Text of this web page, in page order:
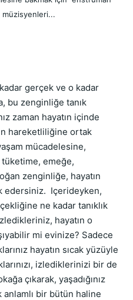
müzisyenleri...
gerçek ve o kadar
bu zenginliğe tanık
zaman hayatın içinde
hareketliliğine ortak
mücadelesine,
emeğe,
zenginliğe, hayatın
edersiniz.  Içerideyken,
ne kadar tanıklık
hayatın o
mi evinize? Sadece
hayatın sıcak yüzüyle
izlediklerinizi bir de
çıkarak, yaşadığınız
anlamlı bir bütün haline